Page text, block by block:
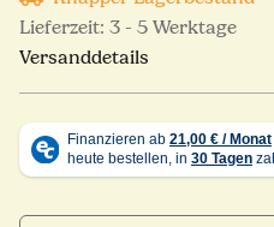
Lieferzeit: 3 - 5 Werktage
Versanddetails